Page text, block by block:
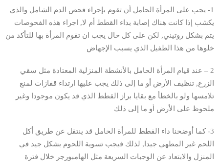
1- يجب على المرأة الحامل أن تقوم بإجراء فحص الدم الشامل والذي
يكشب إذا كانت هناك إصابة بداء القطط أم لا, اجراء هذه الفحوصات
يتم بشكل روتيني, لكن على كل حال يجب ان تقوم المرأة بها للتأكد من
خلوها من هذا الطفيل الذي يسبب الإجهاض
2 – عند قيام المرأة الحامل بالأنشطة المنزلية المعتادة مثل سقي
الزرع, تنظيف الأرض أو ما إلى ذلك يجب عليها ارتداء قفازات لمنع
تلامسها ولو بالخطأ مع بقايا براز القطط الذي قد يكون موجودا وغير
ملحوظ على الأرض أو ما إلى ذلك
3- كما أوضحنا داء القطط للمرأة الحامل قد ينتقل عن طريق أكل
اللحم غير المطهي جيدا, لذلك فيجب تسوية اللحوم بشكل جيد في
المنزل والابتعاد عن الوجبات السريعة مثل الهامبورجر خلال فترة